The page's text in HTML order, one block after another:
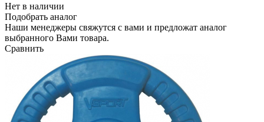
Нет в наличии
Подобрать аналог
Наши менеджеры свяжутся с вами и предложат аналог
выбранного Вами товара.
Сравнить